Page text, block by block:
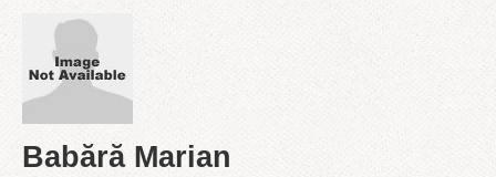
Babără Marian